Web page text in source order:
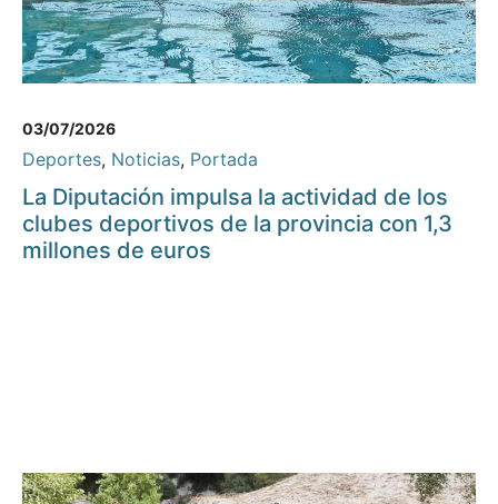
03/07/2026
Deportes, Noticias, Portada
La Diputación impulsa la actividad de los
clubes deportivos de la provincia con 1,3
millones de euros